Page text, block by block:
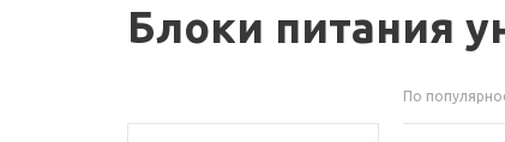
Блоки питания
По